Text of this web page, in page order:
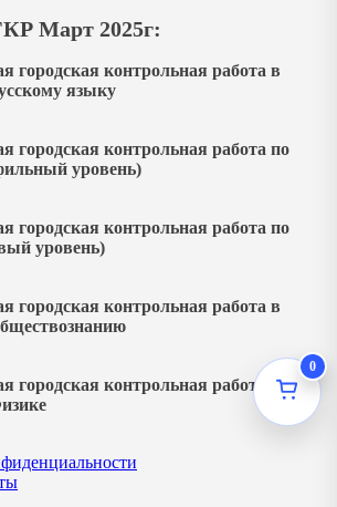
Март 2025г:
городская контрольная работа в
языку
городская контрольная работа по
уровень)
городская контрольная работа по
уровень)
городская контрольная работа в
городская контрольная работа в
0